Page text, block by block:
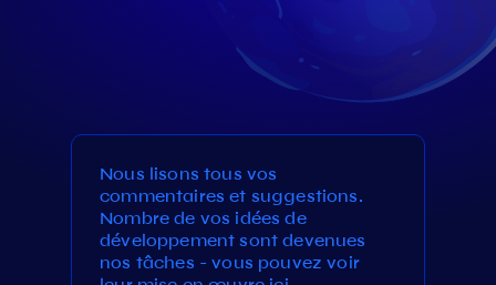
Nous lisons tous vos
commentaires et suggestions.
Nombre de vos idées de
développement sont devenues
nos tâches - vous pouvez voir